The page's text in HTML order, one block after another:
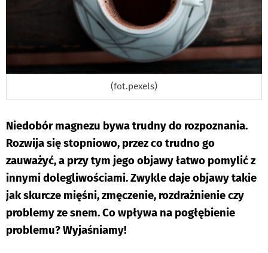
(fot.pexels)
Niedobór magnezu bywa trudny do rozpoznania.
Rozwija się stopniowo, przez co trudno go
zauważyć, a przy tym jego objawy łatwo pomylić z
innymi dolegliwościami. Zwykle daje objawy takie
jak skurcze mięśni, zmęczenie, rozdrażnienie czy
problemy ze snem. Co wpływa na pogłębienie
problemu? Wyjaśniamy!